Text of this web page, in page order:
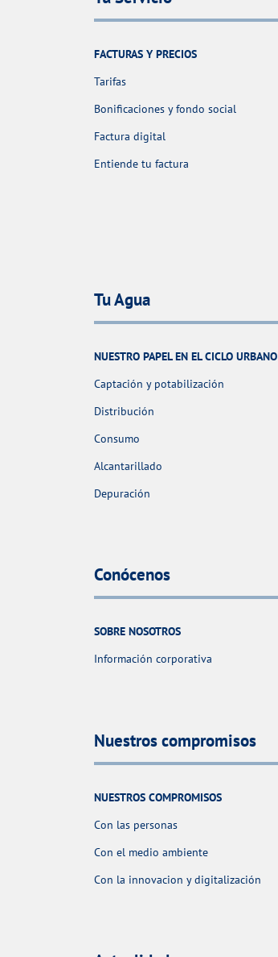
FACTURAS Y PRECIOS
Tarifas
Bonificaciones y fondo social
Factura digital
Entiende tu factura
Tu Agua
NUESTRO PAPEL EN EL CICLO URBANO
Captación y potabilización
Distribución
Consumo
Alcantarillado
Depuración
Conócenos
SOBRE NOSOTROS
Información corporativa
Nuestros compromisos
NUESTROS COMPROMISOS
Con las personas
Con el medio ambiente
Con la innovacion y digitalización